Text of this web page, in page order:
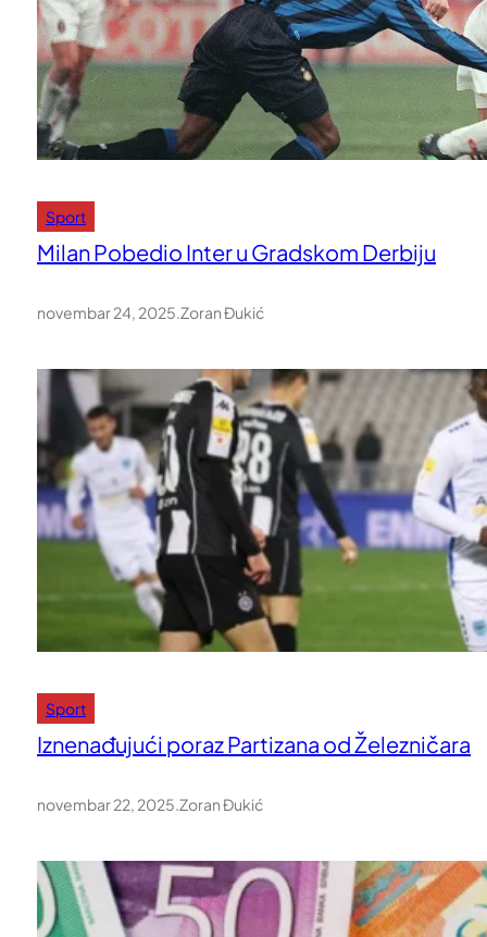
Sport
Milan Pobedio Inter u Gradskom Derbiju
novembar 24, 2025.Zoran Đukić
Sport
Iznenađujući poraz Partizana od Železničara
novembar 22, 2025.Zoran Đukić